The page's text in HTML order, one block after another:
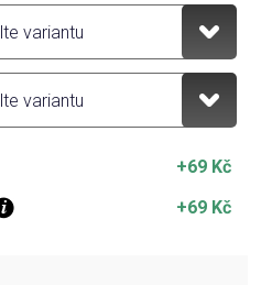
+69 Kč
+69 Kč